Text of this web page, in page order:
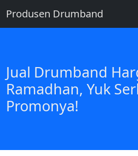
Produsen Drumband
Jual Drumband
Ramadhan, Yuk
Promonya!